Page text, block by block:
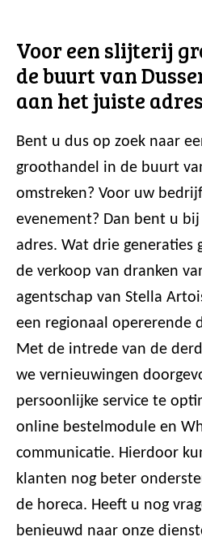
Voor een slijterij
de buurt van
aan het juiste
Bent u dus op zoek naar
groothandel in de buurt
omstreken? Voor uw
evenement? Dan bent u
adres. Wat drie generaties
de verkoop van dranken
agentschap van Stella
een regionaal opererende
Met de intrede van de
we vernieuwingen
persoonlijke service te
online bestelmodule en
communicatie. Hierdoor
klanten nog beter
de horeca. Heeft u nog
benieuwd naar onze